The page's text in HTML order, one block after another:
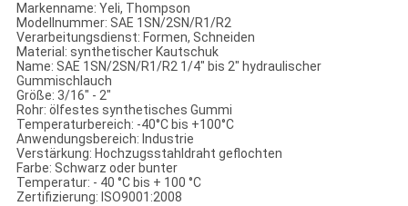
Markenname: Yeli, Thompson
Modellnummer: SAE 1SN/2SN/R1/R2
Verarbeitungsdienst: Formen, Schneiden
Material: synthetischer Kautschuk
Name: SAE 1SN/2SN/R1/R2 1/4" bis 2" hydraulischer
Gummischlauch
Größe: 3/16" - 2"
Rohr: ölfestes synthetisches Gummi
Temperaturbereich: -40°C bis +100°C
Anwendungsbereich: Industrie
Verstärkung: Hochzugsstahldraht geflochten
Farbe: Schwarz oder bunter
Temperatur: - 40 °C bis + 100 °C
Zertifizierung: ISO9001:2008